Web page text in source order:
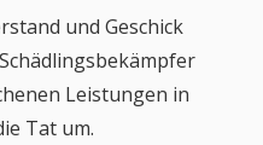
und Geschick
Leistungen in
Tat um.